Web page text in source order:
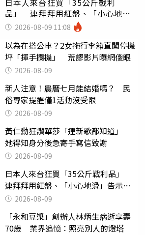
日本人來台狂買「35公斤戰利
品」 連拜拜用紅盤、「小心地
滑」告示牌也帶回家
2026-08-09 11:08
以為在搭公車？2女拖行李箱直闖停機
坪「揮手攔機」 荒謬影片曝網傻眼
2026-08-09
新人注意！農曆七月能結婚嗎？ 民
俗專家提醒僅1活動沒受限
2026-08-09
黃仁勳狂讚華莎「連新歌都知道」
她得知身分後急寄手寫信致謝
2026-08-09
日本人來台狂買「35公斤戰利品」
連拜拜用紅盤、「小心地滑」告示牌
也帶回家
2026-08-09
「永和豆漿」創辦人林炳生病逝享壽
70歲 業界追憶：照亮別人的燈塔